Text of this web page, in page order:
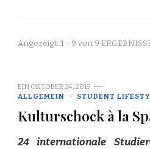
Angezeigt: 1 - 9 von 9
EIN OKTOBER 24, 2019
ALLGEMEIN
STUDENT
Kulturschock à la
24 internationale